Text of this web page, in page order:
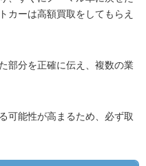
カーは高額買取をしてもらえ
部分を正確に伝え、複数の業
可能性が高まるため、必ず取